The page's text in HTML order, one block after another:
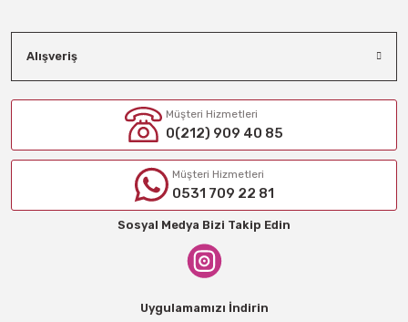
Alışveriş
Müşteri Hizmetleri
0(212) 909 40 85
Müşteri Hizmetleri
0531 709 22 81
Sosyal Medya Bizi Takip Edin
Uygulamamızı İndirin